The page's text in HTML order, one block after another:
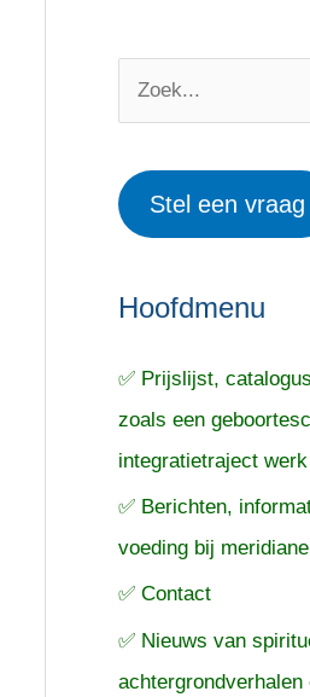
e
n
e
k
a
r
:
Stel een vraag
Hoofdmenu
✅ Prijslijst,
zoals een
integratietraject
✅ Berichten,
voeding bij
✅ Contact
✅ Nieuws van
p
n